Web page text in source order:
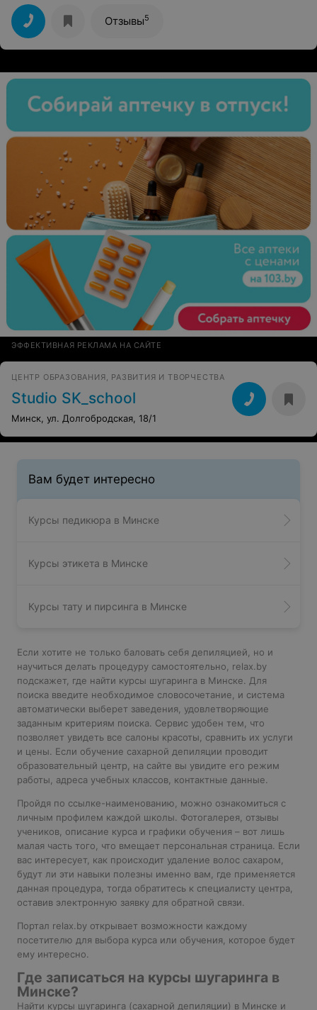
Отзывы5
ЭФФЕКТИВНАЯ РЕКЛАМА НА САЙТЕ
ЦЕНТР ОБРАЗОВАНИЯ, РАЗВИТИЯ И ТВОРЧЕСТВА
Studio SK_school
Минск, ул. Долгобродская, 18/1
Вам будет интересно
Курсы педикюра в Минске
Курсы этикета в Минске
Курсы тату и пирсинга в Минске
Если хотите не только баловать себя депиляцией, но и
научиться делать процедуру самостоятельно, relax.by
подскажет, где найти курсы шугаринга в Минске. Для
поиска введите необходимое словосочетание, и система
автоматически выберет заведения, удовлетворяющие
заданным критериям поиска. Сервис удобен тем, что
позволяет увидеть все салоны красоты, сравнить их услуги
и цены. Если обучение сахарной депиляции проводит
образовательный центр, на сайте вы увидите его режим
работы, адреса учебных классов, контактные данные.
Пройдя по ссылке-наименованию, можно ознакомиться с
личным профилем каждой школы. Фотогалерея, отзывы
учеников, описание курса и графики обучения – вот лишь
малая часть того, что вмещает персональная страница. Если
вас интересует, как происходит удаление волос сахаром,
будут ли эти навыки полезны именно вам, где применяется
данная процедура, тогда обратитесь к специалисту центра,
оставив электронную заявку для обратной связи.
Портал relax.by открывает возможности каждому
посетителю для выбора курса или обучения, которое будет
ему интересно.
Где записаться на курсы шугаринга в
Минске?
Найти курсы шугаринга (сахарной депиляции) в Минске и